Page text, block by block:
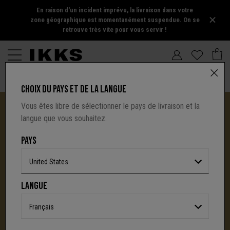
En raison d'un incident imprévu, la livraison dans votre
zone géographique est momentanément suspendue. On se
retrouve très vite pour vous servir !
UNE NOUVELLE PAGE S'ÉCRIT AVEC IKKS
C'est la fin d'une aventure : le site I.Code ferme
définitivement.Mais l'audace, la créativité
CHOIX DU PAYS ET DE LA LANGUE
Vous êtes libre de sélectionner le pays de livraison et la
langue que vous souhaitez.
PAYS
United States
LANGUE
Français